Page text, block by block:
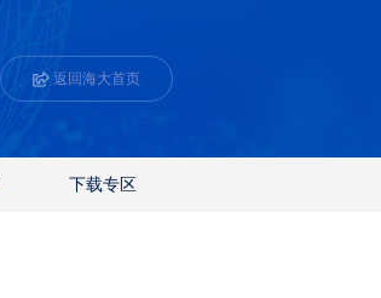
返回海大首页
下载专区